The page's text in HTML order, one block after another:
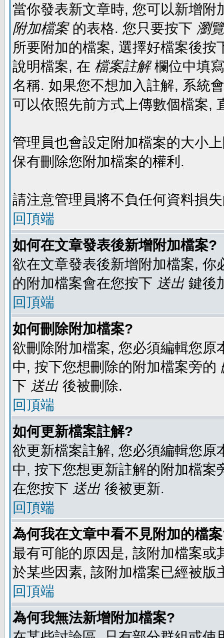
當你發表新文章時, 您可以新增
附加檔案的表格. 您只要按下 瀏
所要附加的檔案, 選擇好檔案後
說明檔案, 在 檔案註解欄位中填
名稱. 如果您不想加入註解, 系統
可以依照先前方式上傳數個檔案,
管理員也會設定附加檔案的大小
保有刪除您附加檔案的權利.
請注意管理員將不負任何資料損
回頂端
如何在文章發表後新增附加檔案?
欲在文章發表後新增附加檔案,
的附加檔案會在您按下 送出 鍵後
回頂端
如何刪除附加檔案?
欲刪除附加檔案, 您必須編輯您
中, 按下您想刪除的附加檔案旁的
下 送出 後被刪除.
回頂端
如何更新檔案註解?
欲更新檔案註解, 您必須編輯您
中, 按下您想更新註解的附加檔案
在您按下 送出 後被更新.
回頂端
為何我在文章中看不見附加的檔
最有可能的原因是, 該附加檔案
於某些因素, 該附加檔案已經被版
回頂端
為何我無法新增附加檔案?